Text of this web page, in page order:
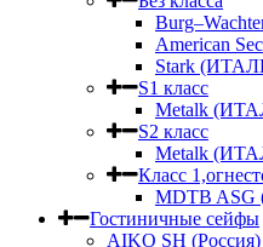
American
Stark
S1 класс
Metalk
S2 класс
Metalk
Класс
MDTB ASG
Гостиничные сейфы
AIKO SH (Россия)